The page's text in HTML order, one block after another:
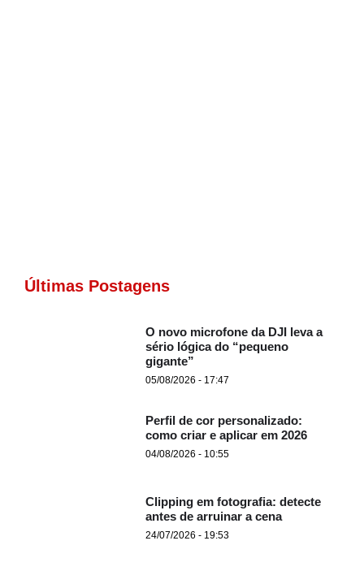
Últimas Postagens
O novo microfone da DJI leva a
sério lógica do “pequeno
gigante”
05/08/2026 - 17:47
Perfil de cor personalizado:
como criar e aplicar em 2026
04/08/2026 - 10:55
Clipping em fotografia: detecte
antes de arruinar a cena
24/07/2026 - 19:53